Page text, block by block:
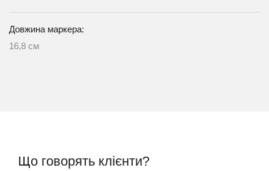
Довжина маркера:
16,8 см
Що говорять клієнти?